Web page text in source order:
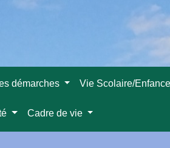
démarches Vie Scolaire/
Cadre de vie